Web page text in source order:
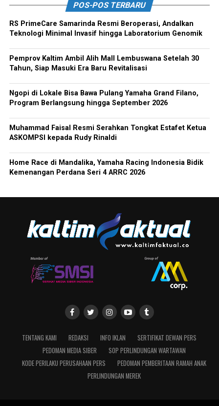
POS-POS TERBARU
RS PrimeCare Samarinda Resmi Beroperasi, Andalkan
Teknologi Minimal Invasif hingga Laboratorium Genomik
Pemprov Kaltim Ambil Alih Mall Lembuswana Setelah 30
Tahun, Siap Masuki Era Baru Revitalisasi
Ngopi di Lokale Bisa Bawa Pulang Yamaha Grand Filano,
Program Berlangsung hingga September 2026
Muhammad Faisal Resmi Serahkan Tongkat Estafet Ketua
ASKOMPSI kepada Rudy Rinaldi
Home Race di Mandalika, Yamaha Racing Indonesia Bidik
Kemenangan Perdana Seri 4 ARRC 2026
TENTANG KAMI REDAKSI INFO IKLAN
SERTIFIKAT DEWAN PERS
PEDOMAN MEDIA SIBER
SOP PERLINDUNGAN WARTAWAN
KODE PERILAKU PERUSAHAAN PERS
PEDOMAN PEMBERITAAN RAMAH ANAK
PERLINDUNGAN MEREK